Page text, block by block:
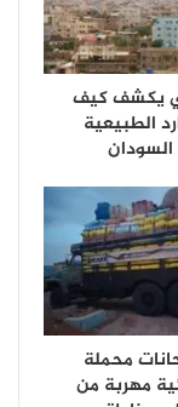
يكشف كيف
الطبيعية
شحانات محملة
مهربة من